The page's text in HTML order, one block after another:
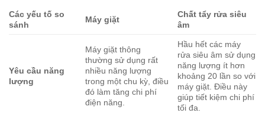
Các yếu tố so
sánh
Máy giặt
Chất tẩy rửa siêu
âm
Yêu cầu năng
lượng
Máy giặt thông
thường sử dụng rất
nhiều năng lượng
trong một chu kỳ, điều
đó làm tăng chi phí
điện năng.
Hầu hết các máy
rửa siêu âm sử dụng
năng lượng ít hơn
khoảng 20 lần so với
máy giặt. Điều này
giúp tiết kiệm chi phí
tối đa.